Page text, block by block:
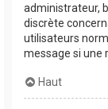
administrateur,
discrète
utilisateurs
message si une
Haut